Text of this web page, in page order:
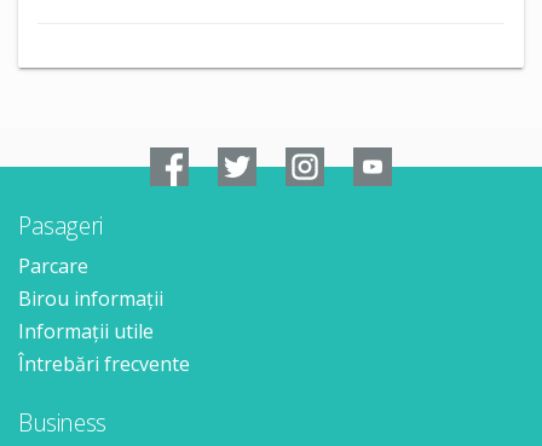
Pasageri
Parcare
Birou informații
Informații utile
Întrebări frecvente
Business